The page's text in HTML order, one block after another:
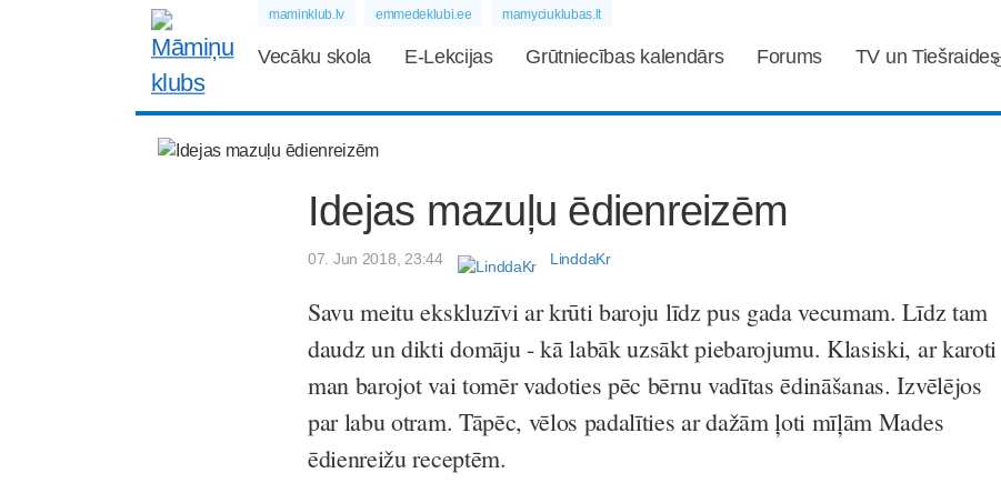
maminklub.lv emmedeklubi.ee mamyciuklubas.lt
Vecāku skola E-Lekcijas Grūtniecības kalendārs Forums TV un Tiešraides
Idejas mazuļu ēdienreizēm
07. Jun 2018, 23:44 LinddaKr
Savu meitu ekskluzīvi ar krūti baroju līdz pus gada vecumam. Līdz tam
daudz un dikti domāju - kā labāk uzsākt piebarojumu. Klasiski, ar karoti
man barojot vai tomēr vadoties pēc bērnu vadītas ēdināšanas. Izvēlējos
par labu otram. Tāpēc, vēlos padalīties ar dažām ļoti mīļām Mades
ēdienreižu receptēm.